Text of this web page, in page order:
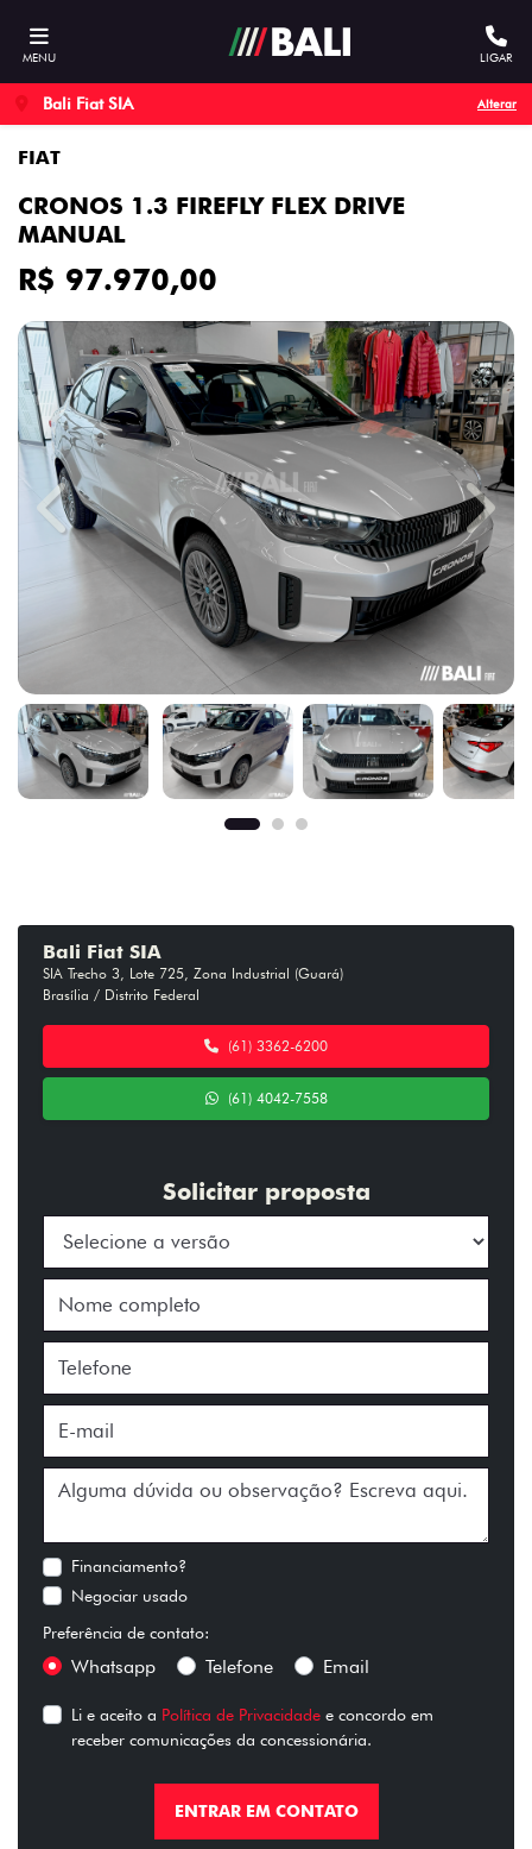
MENU LIGAR
Bali Fiat SIA Alterar
FIAT
CRONOS 1.3 FIREFLY FLEX DRIVE
MANUAL
R$ 97.970,00
Previous Next
Bali Fiat SIA
SIA Trecho 3, Lote 725, Zona Industrial (Guará)
Brasília / Distrito Federal
(61) 3362-6200
(61) 4042-7558
Solicitar proposta
Financiamento?
Negociar usado
Preferência de contato:
Whatsapp Telefone Email
Li e aceito a Política de Privacidade e concordo em
receber comunicações da concessionária.
ENTRAR EM CONTATO